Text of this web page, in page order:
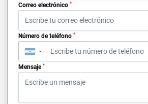
Correo electrónico *
Número de teléfono *
▼
Mensaje *